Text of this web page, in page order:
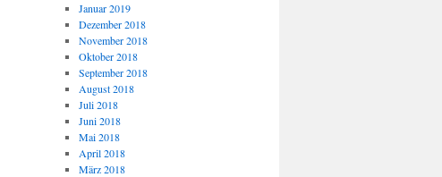
Januar 2019
Dezember 2018
November 2018
Oktober 2018
September 2018
August 2018
Juli 2018
Juni 2018
Mai 2018
April 2018
März 2018